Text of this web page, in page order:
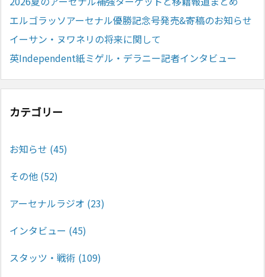
エルゴラッソアーセナル優勝記念号発売&寄稿のお知らせ
イーサン・ヌワネリの将来に関して
英Independent紙ミゲル・デラニー記者インタビュー
カテゴリー
お知らせ (45)
その他 (52)
アーセナルラジオ (23)
インタビュー (45)
スタッツ・戦術 (109)